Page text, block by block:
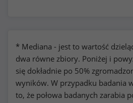
* Mediana - jest to wartość
dwa równe zbiory. Poniżej i
się dokładnie po 50%
wyników. W przypadku badania
to, że połowa badanych zarabia